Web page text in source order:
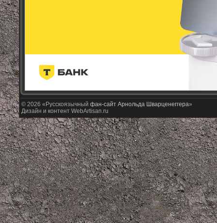
© 2026 «Русскоязычный фан-сайт Арнольда Шварценеггера»
Дизайн и контент WebArtisan.ru